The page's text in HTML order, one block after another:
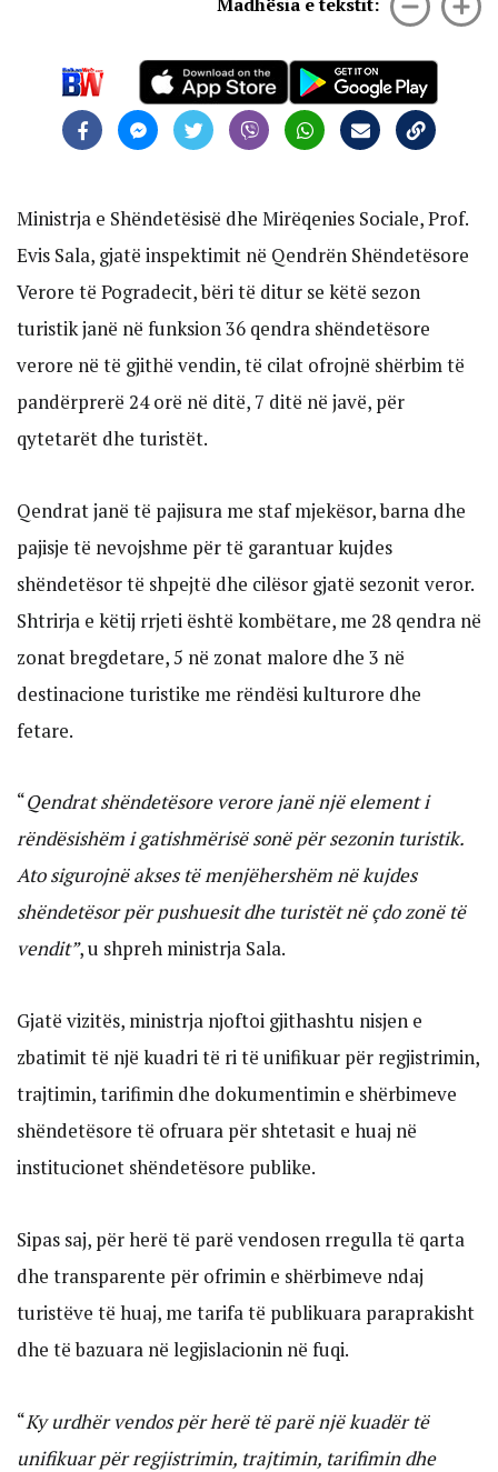
Ministrja e Shëndetësisë dhe Mirëqenies Sociale, Prof.
Evis Sala, gjatë inspektimit në Qendrën Shëndetësore
Verore të Pogradecit, bëri të ditur se këtë sezon
turistik janë në funksion 36 qendra shëndetësore
verore në të gjithë vendin, të cilat ofrojnë shërbim të
pandërprerë 24 orë në ditë, 7 ditë në javë, për
qytetarët dhe turistët.
Qendrat janë të pajisura me staf mjekësor, barna dhe
pajisje të nevojshme për të garantuar kujdes
shëndetësor të shpejtë dhe cilësor gjatë sezonit veror.
Shtrirja e këtij rrjeti është kombëtare, me 28 qendra në
zonat bregdetare, 5 në zonat malore dhe 3 në
destinacione turistike me rëndësi kulturore dhe
fetare.
“Qendrat shëndetësore verore janë një element i
rëndësishëm i gatishmërisë sonë për sezonin turistik.
Ato sigurojnë akses të menjëhershëm në kujdes
shëndetësor për pushuesit dhe turistët në çdo zonë të
vendit”, u shpreh ministrja Sala.
Gjatë vizitës, ministrja njoftoi gjithashtu nisjen e
zbatimit të një kuadri të ri të unifikuar për regjistrimin,
trajtimin, tarifimin dhe dokumentimin e shërbimeve
shëndetësore të ofruara për shtetasit e huaj në
institucionet shëndetësore publike.
Sipas saj, për herë të parë vendosen rregulla të qarta
dhe transparente për ofrimin e shërbimeve ndaj
turistëve të huaj, me tarifa të publikuara paraprakisht
dhe të bazuara në legjislacionin në fuqi.
“Ky urdhër vendos për herë të parë një kuadër të
unifikuar për regjistrimin, trajtimin, tarifimin dhe